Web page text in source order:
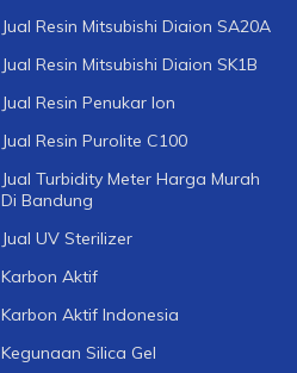
Jual Resin Mitsubishi Diaion SA20A
Jual Resin Mitsubishi Diaion SK1B
Jual Resin Penukar Ion
Jual Resin Purolite C100
Jual Turbidity Meter Harga Murah
Di Bandung
Jual UV Sterilizer
Karbon Aktif
Karbon Aktif Indonesia
Kegunaan Silica Gel